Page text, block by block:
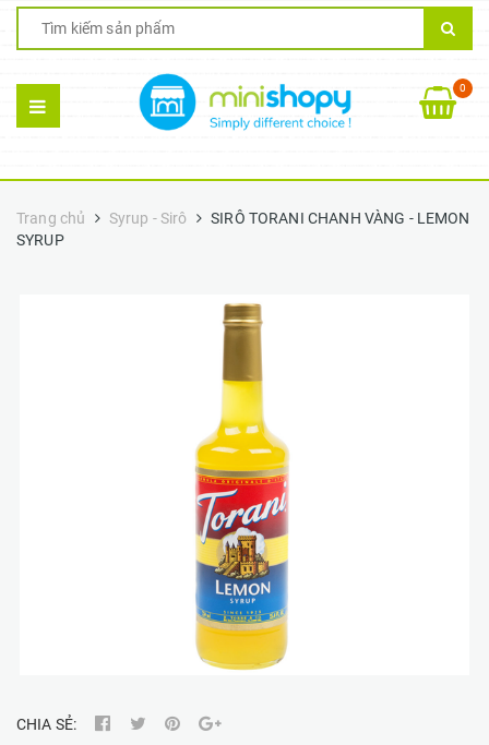
0
Trang chủ Syrup - Sirô
SIRÔ TORANI CHANH VÀNG - LEMON
SYRUP
CHIA SẺ: